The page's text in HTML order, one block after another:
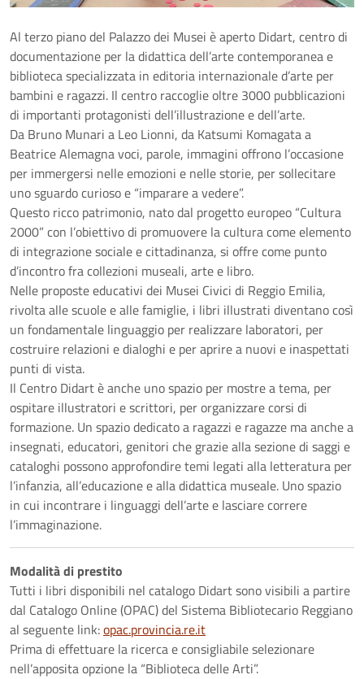
Al terzo piano del Palazzo dei Musei è aperto Didart, centro di
documentazione per la didattica dell’arte contemporanea e
biblioteca specializzata in editoria internazionale d’arte per
bambini e ragazzi. Il centro raccoglie oltre 3000 pubblicazioni
di importanti protagonisti dell’illustrazione e dell’arte.
Da Bruno Munari a Leo Lionni, da Katsumi Komagata a
Beatrice Alemagna voci, parole, immagini offrono l’occasione
per immergersi nelle emozioni e nelle storie, per sollecitare
uno sguardo curioso e “imparare a vedere”.
Questo ricco patrimonio, nato dal progetto europeo “Cultura
2000” con l’obiettivo di promuovere la cultura come elemento
di integrazione sociale e cittadinanza, si offre come punto
d’incontro fra collezioni museali, arte e libro.
Nelle proposte educativi dei Musei Civici di Reggio Emilia,
rivolta alle scuole e alle famiglie, i libri illustrati diventano così
un fondamentale linguaggio per realizzare laboratori, per
costruire relazioni e dialoghi e per aprire a nuovi e inaspettati
punti di vista.
Il Centro Didart è anche uno spazio per mostre a tema, per
ospitare illustratori e scrittori, per organizzare corsi di
formazione. Un spazio dedicato a ragazzi e ragazze ma anche a
insegnati, educatori, genitori che grazie alla sezione di saggi e
cataloghi possono approfondire temi legati alla letteratura per
l’infanzia, all’educazione e alla didattica museale. Uno spazio
in cui incontrare i linguaggi dell’arte e lasciare correre
l’immaginazione.
Modalità di prestito
Tutti i libri disponibili nel catalogo Didart sono visibili a partire
dal Catalogo Online (OPAC) del Sistema Bibliotecario Reggiano
al seguente link:opac.provincia.re.it
Prima di effettuare la ricerca e consigliabile selezionare
nell’apposita opzione la “Biblioteca delle Arti”.